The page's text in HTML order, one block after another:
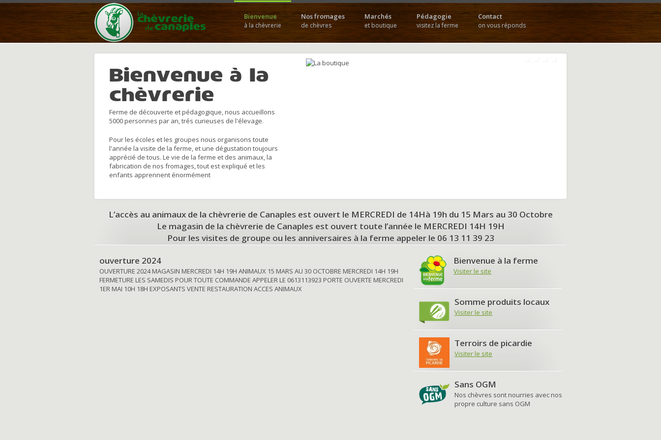
Bienvenue
à la chèvrerie
Nos fromages
de chèvres
Marchés
et boutique
Pédagogie
visitez la ferme
Contact
on vous réponds
Bienvenue à la
chèvrerie
Ferme de découverte et pédagogique, nous accueillons
5000 personnes par an, trés curieuses de l'élevage.
Pour les écoles et les groupes nous organisons toute
l'année la visite de la ferme, et une dégustation toujours
apprécié de tous. Le vie de la ferme et des animaux, la
fabrication de nos fromages, tout est expliqué et les
enfants apprennent énormément
L’accès au animaux de la chèvrerie de Canaples est ouvert le MERCREDI de 14Hà 19h du 15 Mars au 30 Octobre
Le magasin de la chèvrerie de Canaples est ouvert toute l’année le MERCREDI 14H 19H
Pour les visites de groupe ou les anniversaires à la ferme appeler le 06 13 11 39 23
ouverture 2024
OUVERTURE 2024 MAGASIN MERCREDI 14H 19H ANIMAUX 15 MARS AU 30 OCTOBRE MERCREDI 14H 19H
FERMETURE LES SAMEDIS POUR TOUTE COMMANDE APPELER LE 0613113923 PORTE OUVERTE MERCREDI
1ER MAI 10H 18H EXPOSANTS VENTE RESTAURATION ACCES ANIMAUX
Bienvenue à la ferme
Visiter le site
Somme produits locaux
Visiter le site
Terroirs de picardie
Visiter le site
Sans OGM
Nos chèvres sont nourries avec nos
propre culture sans OGM